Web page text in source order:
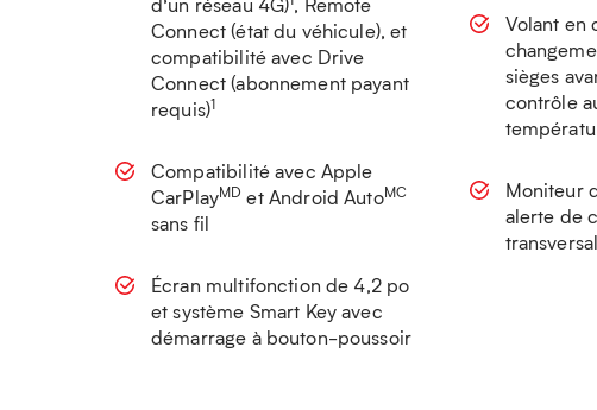
Connect (état du véhicule), et
compatibilité avec Drive
Connect (abonnement payant
requis)1
Compatibilité avec Apple
CarPlayMD et Android AutoMC
sans fil
Écran multifonction de 4,2 po
et système Smart Key avec
démarrage à bouton-poussoir
Volant en
sièges
contrôle
Moniteur
alerte de